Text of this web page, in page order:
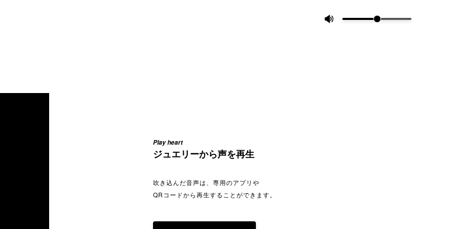
Play heart
ジュエリーから声を再生
吹き込んだ音声は、専用のアプリや
QRコードから再生することができます。